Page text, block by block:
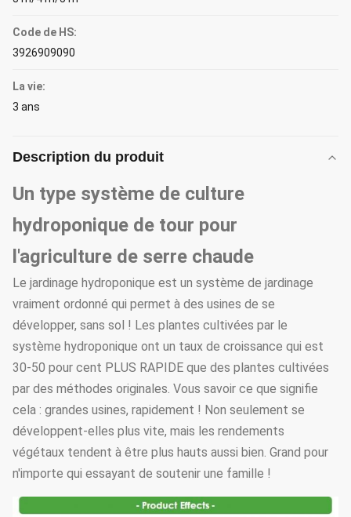
Code de HS:
3926909090
La vie:
3 ans
Description du produit
Un type système de culture
hydroponique de tour pour
l'agriculture de serre chaude
Le jardinage hydroponique est un système de jardinage
vraiment ordonné qui permet à des usines de se
développer, sans sol ! Les plantes cultivées par le
système hydroponique ont un taux de croissance qui est
30-50 pour cent PLUS RAPIDE que des plantes cultivées
par des méthodes originales. Vous savoir ce que signifie
cela : grandes usines, rapidement ! Non seulement se
développent-elles plus vite, mais les rendements
végétaux tendent à être plus hauts aussi bien. Grand pour
n'importe qui essayant de soutenir une famille !